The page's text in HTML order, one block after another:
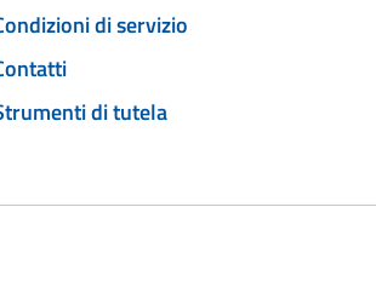
di servizio
di tutela